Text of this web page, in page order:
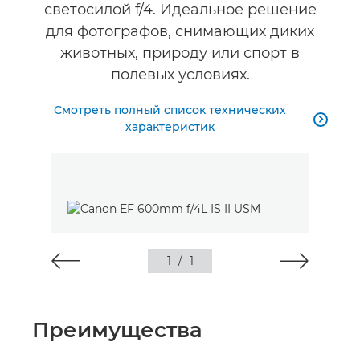
светосилой f/4. Идеальное решение
для фотографов, снимающих диких
животных, природу или спорт в
полевых условиях.
Смотреть полный список технических
характеристик

1 / 1
Преимущества